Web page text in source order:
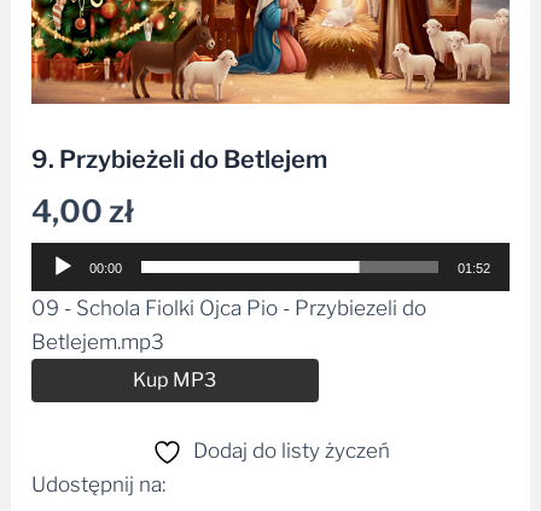
9. Przybieżeli do Betlejem
4,00zł
Odtwarzacz
plików
00:00 01:52
09 - Schola Fiolki Ojca Pio - Przybiezeli do
Betlejem.mp3
Kup MP3
Dodaj do listy życzeń
Udostępnij na: